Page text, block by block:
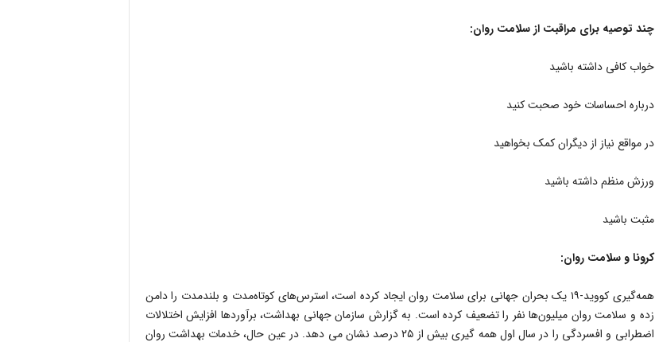
چند توصیه برای مراقبت از سلامت روان:
خواب کافی داشته باشید
درباره احساسات خود صحبت کنید
در مواقع نیاز از دیگران کمک بخواهید
ورزش منظم داشته باشید
مثبت باشید
کرونا و سلامت روان:
همه‌گیری کووید-۱۹ یک بحران جهانی برای سلامت روان ایجاد کرده است، استرس‌های کوتاه‌مدت و بلندمدت را دامن
زده و سلامت روان میلیون‌ها نفر را تضعیف کرده است. به گزارش سازمان جهانی بهداشت، برآوردها افزایش اختلالات
اضطرابی و افسردگی را در سال اول همه گیری بیش از ۲۵ درصد نشان می دهد. در عین حال، خدمات بهداشت روان